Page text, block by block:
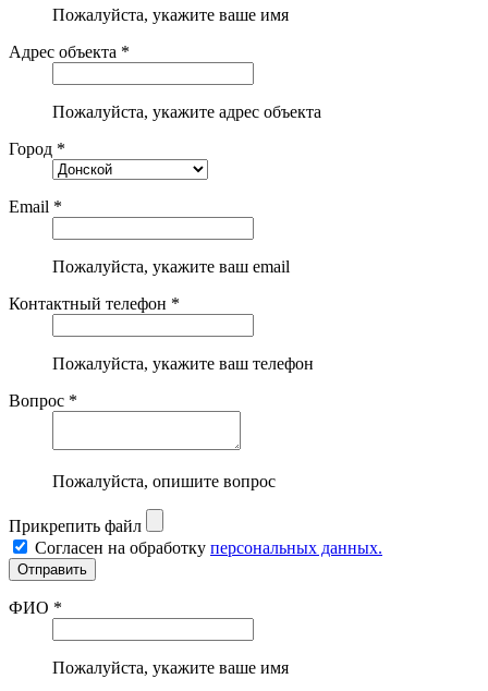
Пожалуйста, укажите ваше имя
Адрес объекта *
Пожалуйста, укажите адрес объекта
Город *
Email *
Пожалуйста, укажите ваш email
Контактный телефон *
Пожалуйста, укажите ваш телефон
Вопрос *
Пожалуйста, опишите вопрос
Прикрепить файл
Согласен на обработку персональных данных.
ФИО *
Пожалуйста, укажите ваше имя